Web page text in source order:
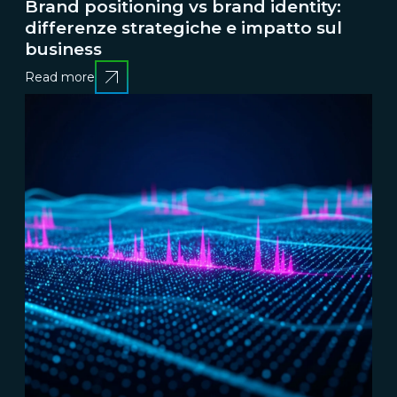
Brand positioning vs brand identity:
differenze strategiche e impatto sul
business
Read more